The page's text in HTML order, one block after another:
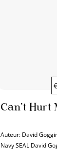
Can’t Hurt
Auteur: David
Navy SEAL David